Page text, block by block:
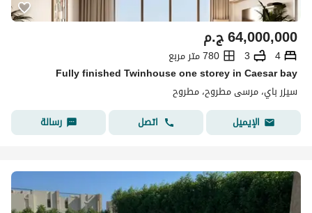
ج.م64,000,000
4
3
780 متر مربع
Fully finished Twinhouse one storey in Caesar bay
سيزر باي، مرسى مطروح، مطروح
الإيميل
اتصل رسالة